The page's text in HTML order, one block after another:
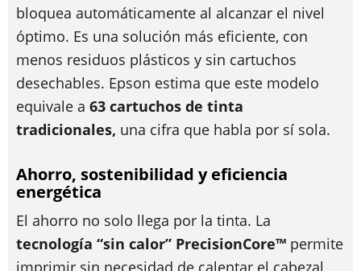
bloquea automáticamente al alcanzar el nivel
óptimo. Es una solución más eficiente, con
menos residuos plásticos y sin cartuchos
desechables. Epson estima que este modelo
equivale a 63 cartuchos de tinta
tradicionales, una cifra que habla por sí sola.
Ahorro, sostenibilidad y eficiencia
energética
El ahorro no solo llega por la tinta. La
tecnología “sin calor” PrecisionCore™ permite
imprimir sin necesidad de calentar el cabezal,